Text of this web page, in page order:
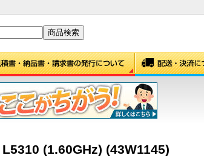
(1.60GHz) (43W1145)